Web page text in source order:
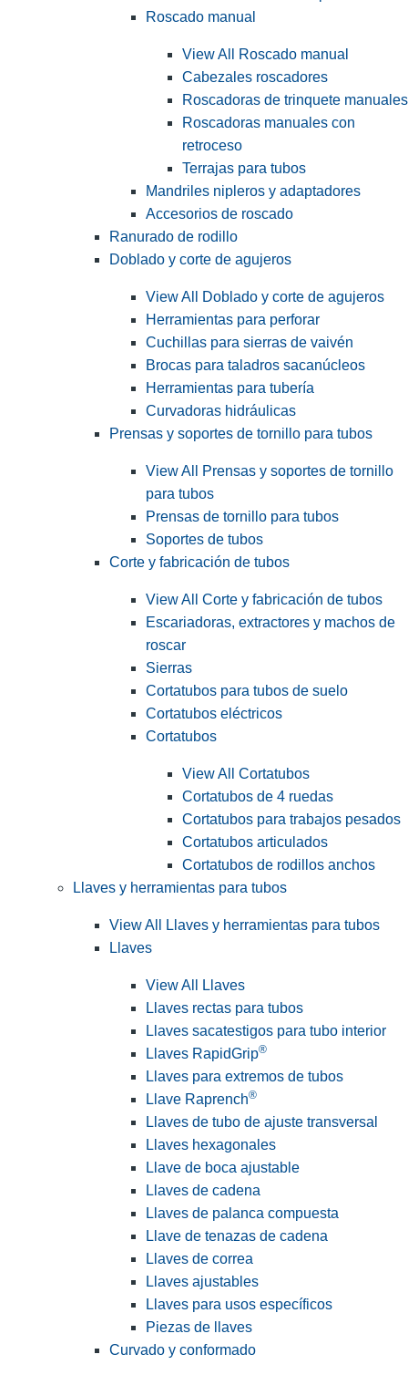
Roscado manual
View All Roscado manual
Cabezales roscadores
Roscadoras de trinquete manuales
Roscadoras manuales con
retroceso
Terrajas para tubos
Mandriles nipleros y adaptadores
Accesorios de roscado
Ranurado de rodillo
Doblado y corte de agujeros
View All Doblado y corte de agujeros
Herramientas para perforar
Cuchillas para sierras de vaivén
Brocas para taladros sacanúcleos
Herramientas para tubería
Curvadoras hidráulicas
Prensas y soportes de tornillo para tubos
View All Prensas y soportes de tornillo
para tubos
Prensas de tornillo para tubos
Soportes de tubos
Corte y fabricación de tubos
View All Corte y fabricación de tubos
Escariadoras, extractores y machos de
roscar
Sierras
Cortatubos para tubos de suelo
Cortatubos eléctricos
Cortatubos
View All Cortatubos
Cortatubos de 4 ruedas
Cortatubos para trabajos pesados
Cortatubos articulados
Cortatubos de rodillos anchos
Llaves y herramientas para tubos
View All Llaves y herramientas para tubos
Llaves
View All Llaves
Llaves rectas para tubos
Llaves sacatestigos para tubo interior
Llaves RapidGrip®
Llaves para extremos de tubos
Llave Raprench®
Llaves de tubo de ajuste transversal
Llaves hexagonales
Llave de boca ajustable
Llaves de cadena
Llaves de palanca compuesta
Llave de tenazas de cadena
Llaves de correa
Llaves ajustables
Llaves para usos específicos
Piezas de llaves
Curvado y conformado